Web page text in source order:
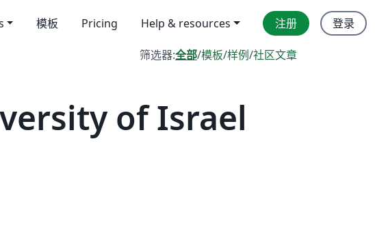
模板 Pricing Help & resources 注册 登录
筛选器:全部/模板/样例/社区文章
of Israel